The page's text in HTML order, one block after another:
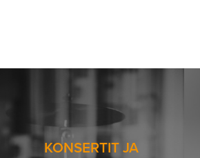
KONSERTIT JA